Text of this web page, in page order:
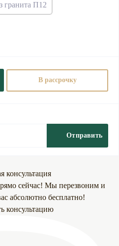
В рассрочку
Отправить
консультация
сейчас! Мы перезвоним и
абсолютно бесплатно!
консультацию